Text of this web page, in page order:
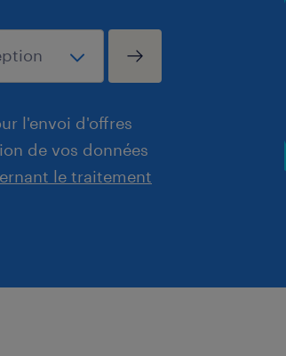
l'envoi d'offres
de vos données
le traitement